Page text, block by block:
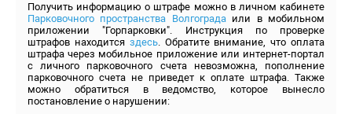
Получить информацию о штрафе можно в личном кабинете
Парковочного пространства Волгоградаили в мобильном
приложении "Горпарковки". Инструкция по проверке
штрафов находитсяздесь. Обратите внимание, что оплата
штрафа через мобильное приложение или интернет-портал
с личного парковочного счета невозможна, пополнение
парковочного счета не приведет к оплате штрафа. Также
можно обратиться в ведомство, которое вынесло
постановление о нарушении: